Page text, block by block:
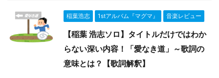
稲葉浩志 1stアルバム『マグマ』 音楽レビュー
【稲葉 浩志ソロ】タイトルだけではわか
らない深い内容！「愛なき道」～歌詞の
意味とは？【歌詞解釈】